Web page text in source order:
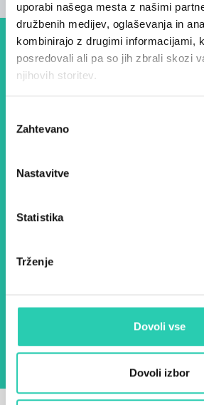
uporabi našega mesta z našimi
družbenih medijev, oglaševanja in
kombinirajo z drugimi informacijami,
posredovali ali pa so jih zbrali skozi
njihovih storitev.
soglasja
Zahtevano
Nastavitve
Statistika
Trženje
Dovoli vse
Dovoli izbor
Dogodki, članki in
evropske
in ostanite na
E-pošta *
seznanjen z obdelavo osebnih